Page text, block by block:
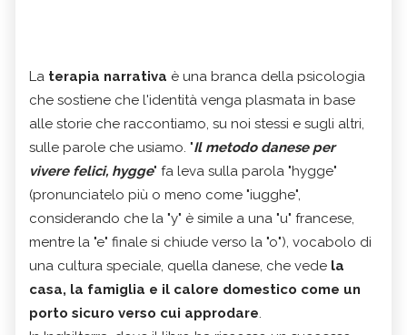
La terapia narrativa è una branca della psicologia
che sostiene che l'identità venga plasmata in base
alle storie che raccontiamo, su noi stessi e sugli altri,
sulle parole che usiamo. "Il metodo danese per
vivere felici, hygge" fa leva sulla parola "hygge"
(pronunciatelo più o meno come "iugghe",
considerando che la "y" è simile a una "u" francese,
mentre la "e" finale si chiude verso la "o"), vocabolo di
una cultura speciale, quella danese, che vede la
casa, la famiglia e il calore domestico come un
porto sicuro verso cui approdare.